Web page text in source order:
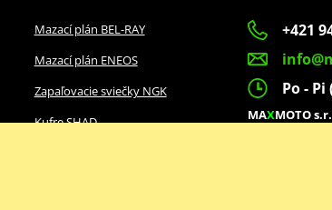
Mazací plán BEL-RAY
Mazací plán ENEOS
Zapaľovacie sviečky NGK
Kufre SHAD
+421
Po - Pi
MAXMOTO